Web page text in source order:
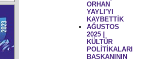
ORHAN
YAYLI'YI
KAYBETTİK
AĞUSTOS
2025 |
KÜLTÜR
POLİTİKALARI
BAŞKANININ